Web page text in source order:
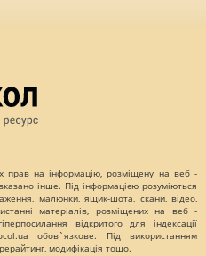
прав на інформацію, розміщену на веб -
інше. Під інформацією розуміються
малюнки, ящик-шота, скани, відео,
матеріалів, розміщених на веб -
відкритого для індексації
обов`язкове. Під використанням
модифікація тощо.